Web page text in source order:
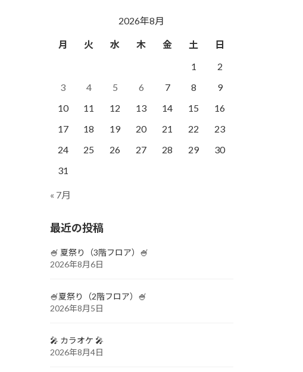
2026年8月
月 火 水 木 金 土
日
1
2
3
4 5 6 7 8
9
10
11 12 13 14 15
16
17
18 19 20 21 22
23
24
25 26 27 28 29
30
31
« 7月
最近の投稿
🍧 夏祭り（3階フロア）🍧
2026年8月6日
🍧夏祭り（2階フロア）🍧
2026年8月5日
🎤 カラオケ 🎤
2026年8月4日